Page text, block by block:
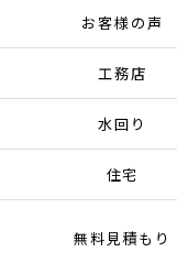
お客様の声
工務店
水回り
住宅
無料見積もり